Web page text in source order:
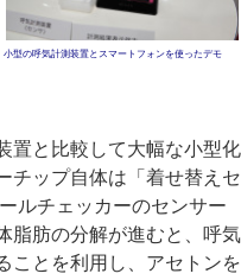
小型の呼気計測装置とスマートフォンを使ったデモ
置と比較して大幅な小型化
チップ自体は「着せ替えセ
ルチェッカーのセンサー
脂肪の分解が進むと、呼気
ことを利用し、アセトンを